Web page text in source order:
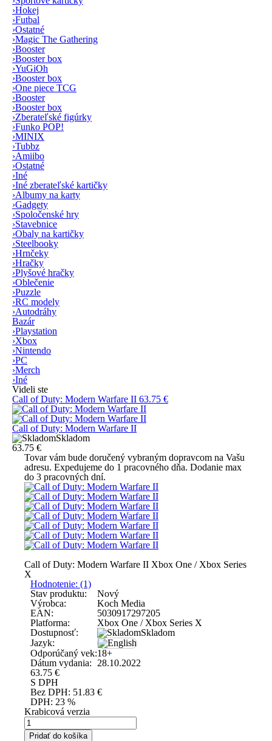
›Hokej
›Futbal
›Ostatné
›Magic The Gathering
›Booster
›Booster box
›YuGiOh
›Booster box
›One piece TCG
›Booster
›Booster box
›Zberateľské figúrky
›Funko POP!
›MINIX
›Tubbz
›Amiibo
›Ostatné
›Iné
›Iné zberateľské kartičky
›Albumy na karty
›Gadgety
›Spoločenské hry
›Stavebnice
›Obaly na kartičky
›Steelbooky
›Hrnčeky
›Hračky
›Plyšové hračky
›Oblečenie
›Puzzle
›RC modely
›Autodráhy
Bazár
›Playstation
›Xbox
›Nintendo
›PC
›Merch
›Iné
Videli ste
Call of Duty: Modern Warfare II 63.75 €
Call of Duty: Modern Warfare II
Skladom
63.75 €
Tovar vám bude doručený vybraným dopravcom na Vašu
adresu. Expedujeme do 1 pracovného dňa. Dodanie max
do 3 pracovných dní.
Call of Duty: Modern Warfare II Xbox One / Xbox Series
X
Hodnotenie: (1)
Stav produktu:
Nový
Výrobca:
Koch Media
EAN:
5030917297205
Platforma:
Xbox One / Xbox Series X
Dostupnosť:
Skladom
Jazyk:
Odporúčaný vek:18+
Dátum vydania:
28.10.2022
63.75 €
S DPH
Bez DPH: 51.83 €
DPH: 23 %
Krabicová verzia
Pridať do košíka